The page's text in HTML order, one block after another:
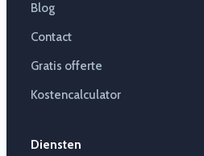
Blog
Contact
Gratis offerte
Kostencalculator
Diensten